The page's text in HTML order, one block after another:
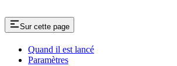
Sur cette page
Quand il est lancé
Paramètres